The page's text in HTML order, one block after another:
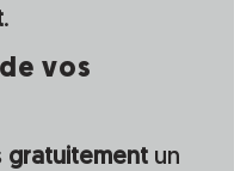
.
vos
gratuitement un